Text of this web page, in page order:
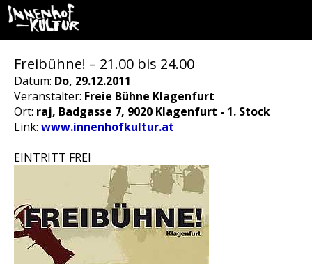
Freibühne! – 21.00 bis 24.00
Datum: Do, 29.12.2011
Veranstalter: Freie Bühne Klagenfurt
Ort: raj, Badgasse 7, 9020 Klagenfurt - 1. Stock
Link: www.innenhofkultur.at
EINTRITT FREI